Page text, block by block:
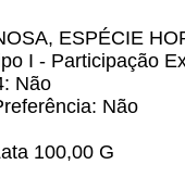
ESPÉCIE
I - Participação
Não
Não
100,00 G